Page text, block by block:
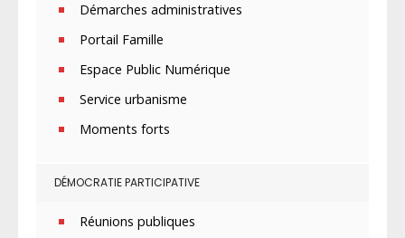
Démarches administratives
Portail Famille
Espace Public Numérique
Service urbanisme
Moments forts
DÉMOCRATIE PARTICIPATIVE
Réunions publiques